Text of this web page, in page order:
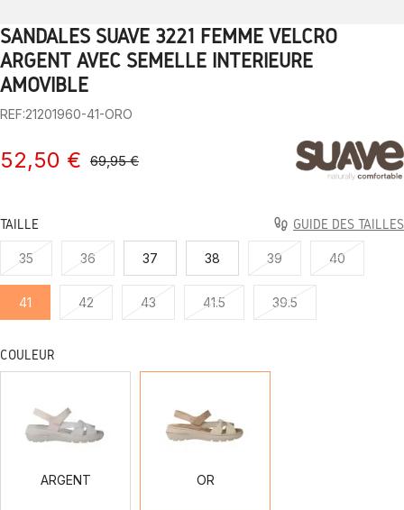
1 2 3 4 5 6 7 8 9
SANDALES SUAVE 3221 FEMME VELCRO
ARGENT AVEC SEMELLE INTÉRIEURE
AMOVIBLE
REF:21201960-41-ORO
52,50 € 69,95 €
TAILLE GUIDE DES TAILLES
35 36 37 38 39 40
41 42 43 41.5 39.5
COULEUR
ARGENT OR